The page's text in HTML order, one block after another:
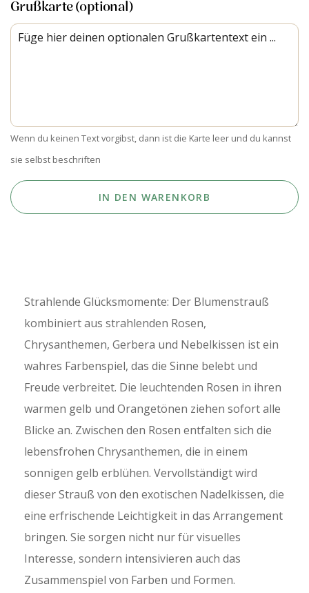
Grußkarte (optional)
Wenn du keinen Text vorgibst, dann ist die Karte leer und du kannst
sie selbst beschriften
IN DEN WARENKORB
Strahlende Glücksmomente: Der Blumenstrauß
kombiniert aus strahlenden Rosen,
Chrysanthemen, Gerbera und Nebelkissen ist ein
wahres Farbenspiel, das die Sinne belebt und
Freude verbreitet. Die leuchtenden Rosen in ihren
warmen gelb und Orangetönen ziehen sofort alle
Blicke an. Zwischen den Rosen entfalten sich die
lebensfrohen Chrysanthemen, die in einem
sonnigen gelb erblühen. Vervollständigt wird
dieser Strauß von den exotischen Nadelkissen, die
eine erfrischende Leichtigkeit in das Arrangement
bringen. Sie sorgen nicht nur für visuelles
Interesse, sondern intensivieren auch das
Zusammenspiel von Farben und Formen.